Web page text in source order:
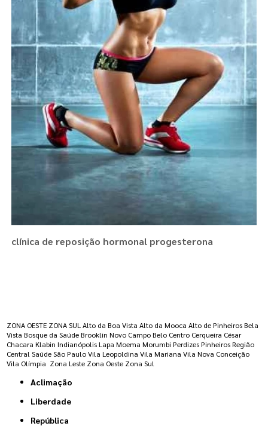
clínica de reposição hormonal progesterona
ZONA OESTE ZONA SUL Alto da Boa Vista Alto da Mooca Alto de Pinheiros Bela
Vista Bosque da Saúde Brooklin Novo Campo Belo Centro Cerqueira César
Chacara Klabin Indianópolis Lapa Moema Morumbi Perdizes Pinheiros Região
Central Saúde São Paulo Vila Leopoldina Vila Mariana Vila Nova Conceição
Vila Olímpia Zona Leste Zona Oeste Zona Sul
Aclimação
Liberdade
República